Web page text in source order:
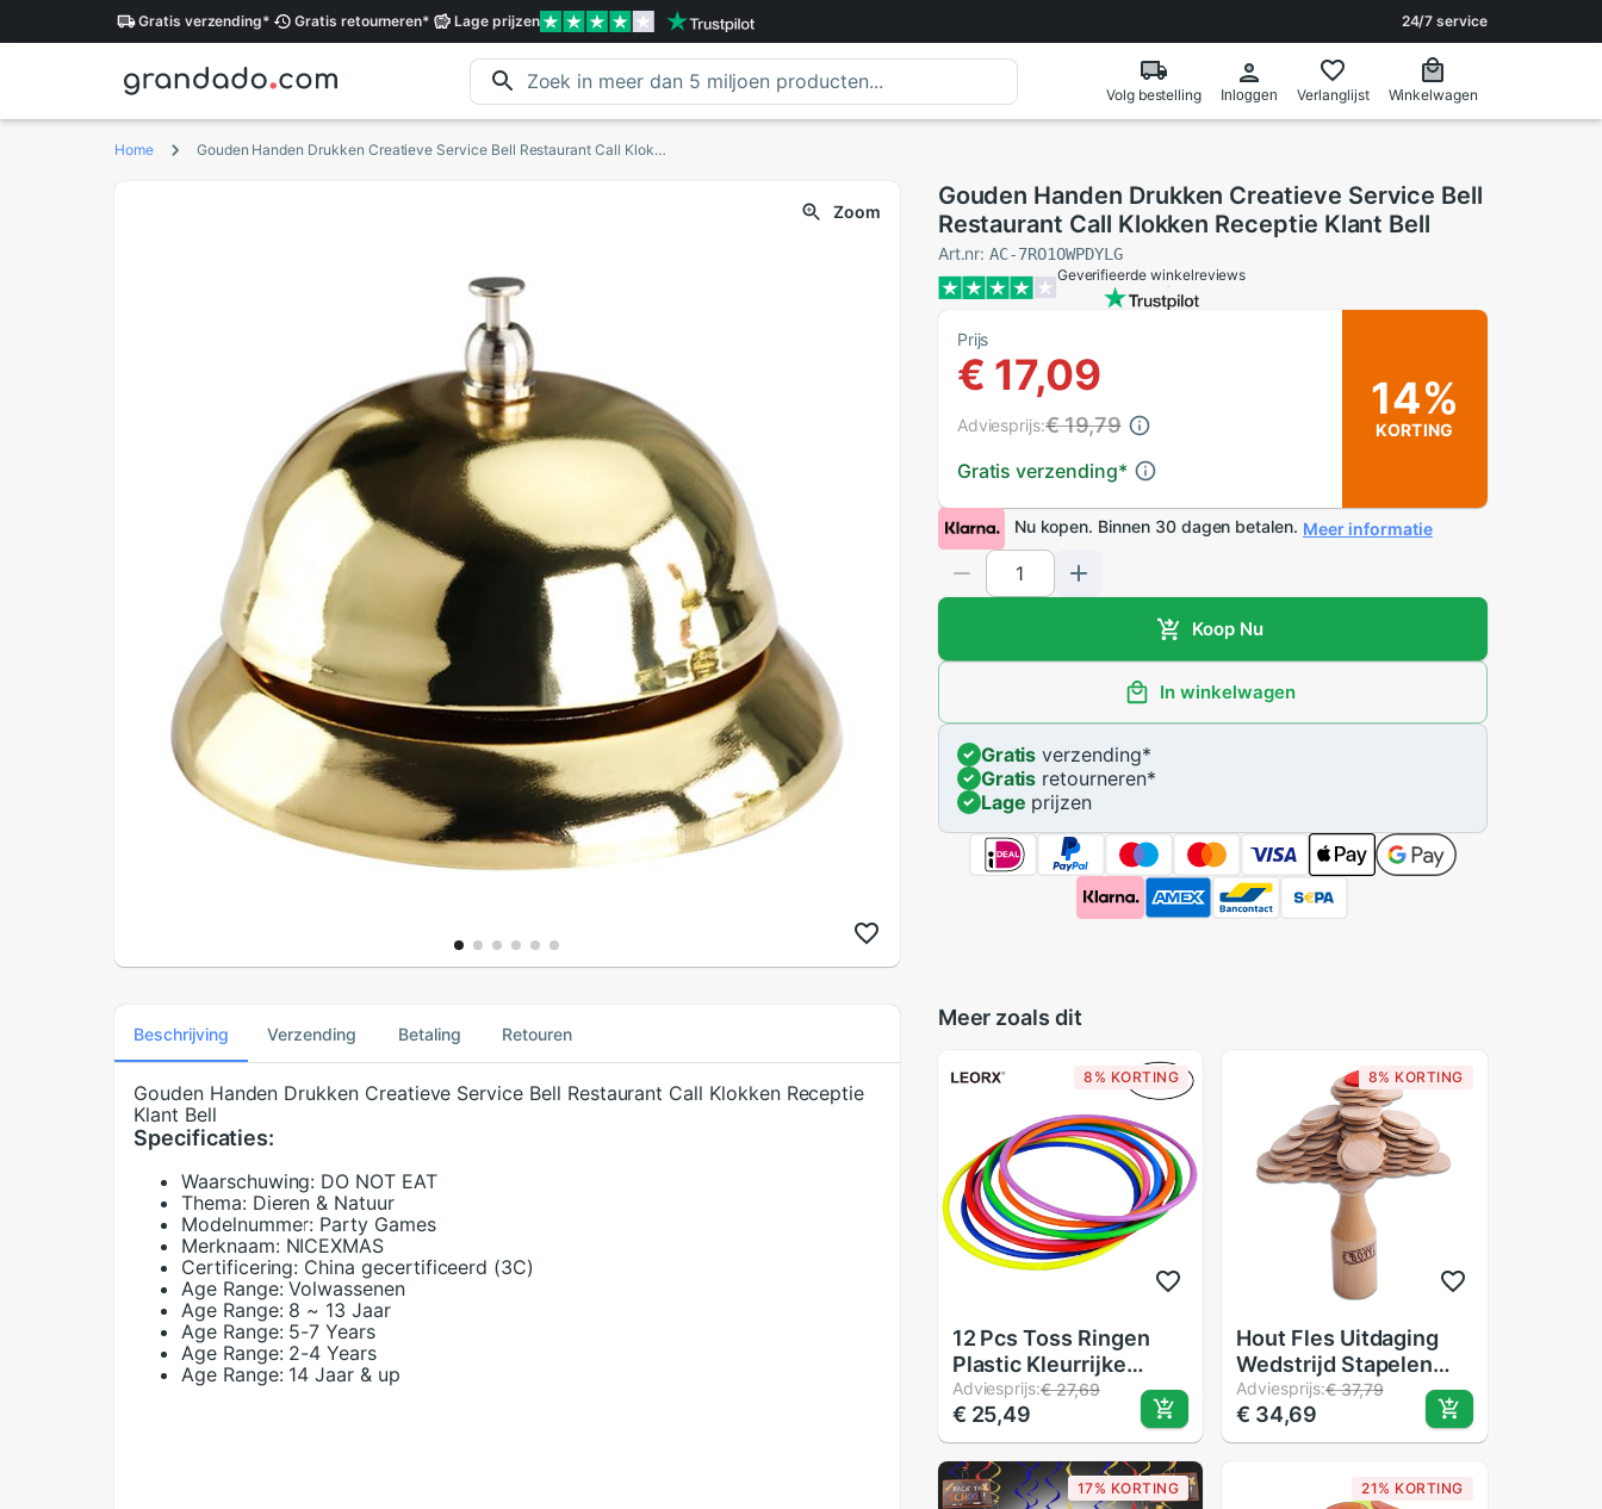
Gratis verzending* Gratis retourneren* Lageprijzen 24/7 service
Volg bestelling Inloggen Verlanglijst Winkelwagen
Home Gouden Handen Drukken Creatieve Service Bell Restaurant Call Klokken Receptie Klant Bell
Zoom
Gouden Handen Drukken Creatieve Service Bell
Restaurant Call Klokken Receptie Klant Bell
Art.nr:AC-7RO1OWPDYLG
Geverifieerde winkelreviews
Prijs
€ 17,09
Gratis verzending*
Adviesprijs:€ 19,79
14%
KORTING
Nu kopen. Binnen 30 dagen betalen. Meer informatie
Koop Nu
In winkelwagen
Gratis verzending*
Gratis retourneren*
Lage prijzen
Beschrijving Verzending Betaling Retouren
Gouden Handen Drukken Creatieve Service Bell Restaurant Call Klokken Receptie
Klant Bell
Specificaties:
Waarschuwing: DO NOT EAT
Thema: Dieren & Natuur
Modelnummer: Party Games
Merknaam: NICEXMAS
Certificering: China gecertificeerd (3C)
Age Range: Volwassenen
Age Range: 8 ~ 13 Jaar
Age Range: 5-7 Years
Age Range: 2-4 Years
Age Range: 14 Jaar & up
Meer zoals dit
8% KORTING
12 Pcs Toss Ringen
Plastic Kleurrijke
Agility Praktijk Kids
Ring Toss Voor School
Indoor Carnaval Tuin
Backyard Outdoor 15
Cm
Adviesprijs:€ 27,69
€ 25,49
8% KORTING
Hout Fles Uitdaging
Wedstrijd Stapelen
Entertainment Stapel
Up Balans Training
Spel Voor
Kids Party Bar
Adviesprijs:€ 37,79
€ 34,69
17% KORTING 21% KORTING